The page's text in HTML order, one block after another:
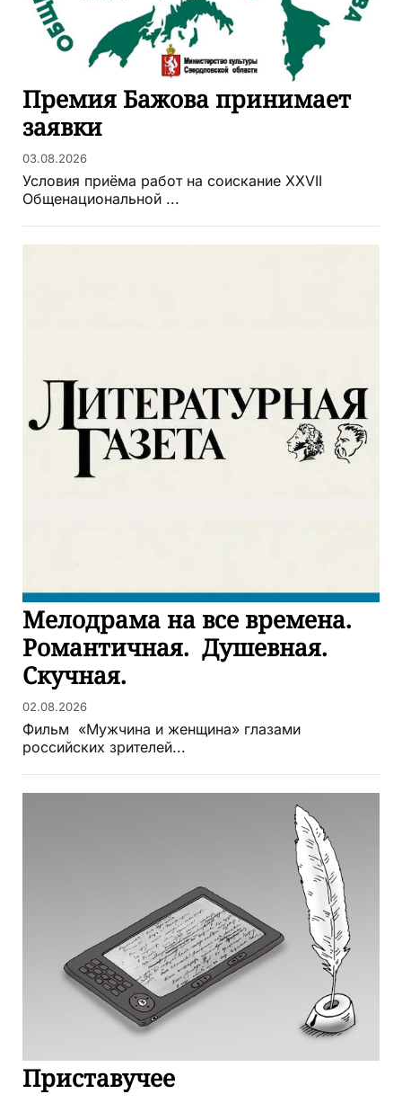
Премия Бажова принимает
заявки
03.08.2026
Условия приёма работ на соискание XXVII
Общенациональной ...
Мелодрама на все времена.
Романтичная. Душевная.
Скучная.
02.08.2026
Фильм «Мужчина и женщина» глазами
российских зрителей...
Приставучее